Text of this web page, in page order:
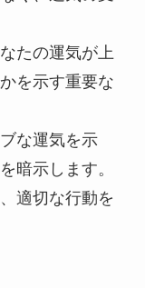
たの運気が上
を示す重要な
な運気を示
暗示します。
適切な行動を